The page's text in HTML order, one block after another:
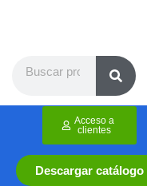
Descargar catálogo
Acceso a
clientes